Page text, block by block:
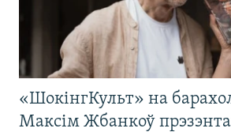
«ШокінгКульт» на
Максім Жбанкоў